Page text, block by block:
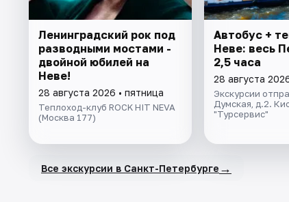
Ленинградский рок под
разводными мостами -
двойной юбилей на
Неве!
28 августа 2026 • пятница
Теплоход-клуб ROCK HIT NEVA
(Москва 177)
Автобус +
Неве: весь
2,5 часа
28 августа
Экскурсии
Думская, д.2.
"Турсервис"
Все экскурсии в Санкт-Петербурге →